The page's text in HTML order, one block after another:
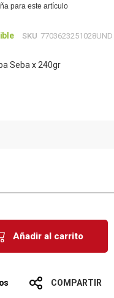
para este artículo
SKU 7703623251028UND
Seba x 240gr
Añadir al carrito
COMPARTIR